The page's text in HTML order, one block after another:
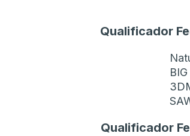
Qualificador
BIG
Qualificador